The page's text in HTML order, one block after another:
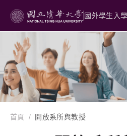
國外學生入
首頁 開放系所與教授